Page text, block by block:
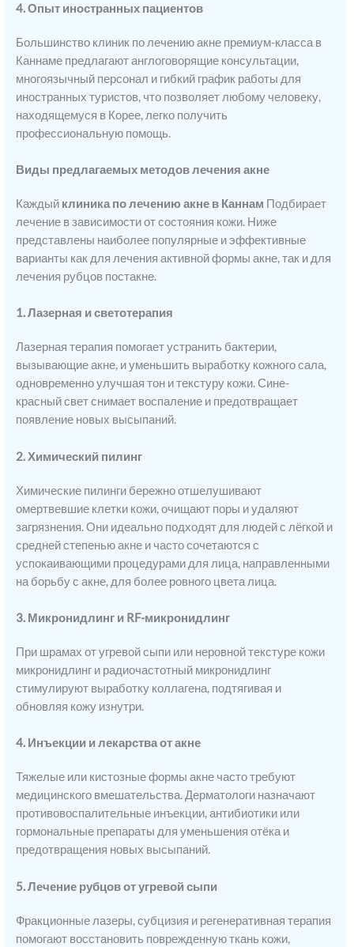
4. Опыт иностранных пациентов
Большинство клиник по лечению акне премиум-класса в
Каннаме предлагают англоговорящие консультации,
многоязычный персонал и гибкий график работы для
иностранных туристов, что позволяет любому человеку,
находящемуся в Корее, легко получить
профессиональную помощь.
Виды предлагаемых методов лечения акне
Каждый клиника по лечению акне в Каннам Подбирает
лечение в зависимости от состояния кожи. Ниже
представлены наиболее популярные и эффективные
варианты как для лечения активной формы акне, так и для
лечения рубцов постакне.
1. Лазерная и светотерапия
Лазерная терапия помогает устранить бактерии,
вызывающие акне, и уменьшить выработку кожного сала,
одновременно улучшая тон и текстуру кожи. Сине-
красный свет снимает воспаление и предотвращает
появление новых высыпаний.
2. Химический пилинг
Химические пилинги бережно отшелушивают
омертвевшие клетки кожи, очищают поры и удаляют
загрязнения. Они идеально подходят для людей с лёгкой и
средней степенью акне и часто сочетаются с
успокаивающими процедурами для лица, направленными
на борьбу с акне, для более ровного цвета лица.
3. Микронидлинг и RF-микронидлинг
При шрамах от угревой сыпи или неровной текстуре кожи
микронидлинг и радиочастотный микронидлинг
стимулируют выработку коллагена, подтягивая и
обновляя кожу изнутри.
4. Инъекции и лекарства от акне
Тяжелые или кистозные формы акне часто требуют
медицинского вмешательства. Дерматологи назначают
противовоспалительные инъекции, антибиотики или
гормональные препараты для уменьшения отёка и
предотвращения новых высыпаний.
5. Лечение рубцов от угревой сыпи
Фракционные лазеры, субцизия и регенеративная терапия
помогают восстановить поврежденную ткань кожи,